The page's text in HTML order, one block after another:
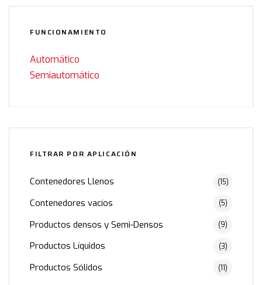
FUNCIONAMIENTO
Automático
Semiautomático
FILTRAR POR APLICACIÓN
Contenedores Llenos (15)
Contenedores vacíos (5)
Productos densos y Semi-Densos (9)
Productos Líquidos (3)
Productos Sólidos (11)